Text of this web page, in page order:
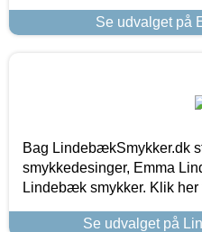
Se udvalget på
Bag LindebækSmykker.dk
smykkedesinger, Emma
Lindebæk smykker. Klik
Se udvalget på